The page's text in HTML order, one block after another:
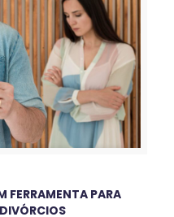
FERRAMENTA PARA